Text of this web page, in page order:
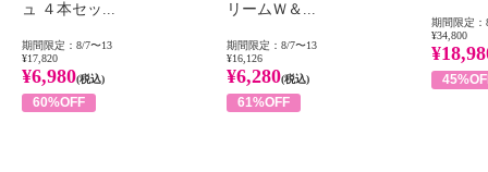
ュ ４本セッ...
期間限定：8/7〜13
¥17,820
¥6,980(税込)
60%OFF
リームＷ＆...
期間限定：8/7〜13
¥16,126
¥6,280(税込)
61%OFF
期間限定：
¥34,800